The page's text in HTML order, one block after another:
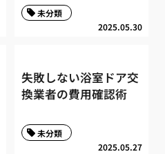
2025.05.30
未分類
失敗しない浴室ドア交
換業者の費用確認術
2025.05.27
未分類